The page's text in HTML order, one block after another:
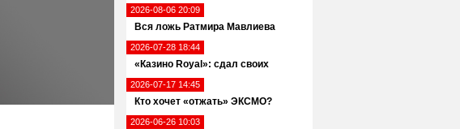
2026-08-06 20:09
Вся ложь Ратмира Мавлиева
2026-07-28 18:44
«Казино Royal»: сдал своих
2026-07-17 14:45
Кто хочет «отжать» ЭКСМО?
2026-06-26 10:03